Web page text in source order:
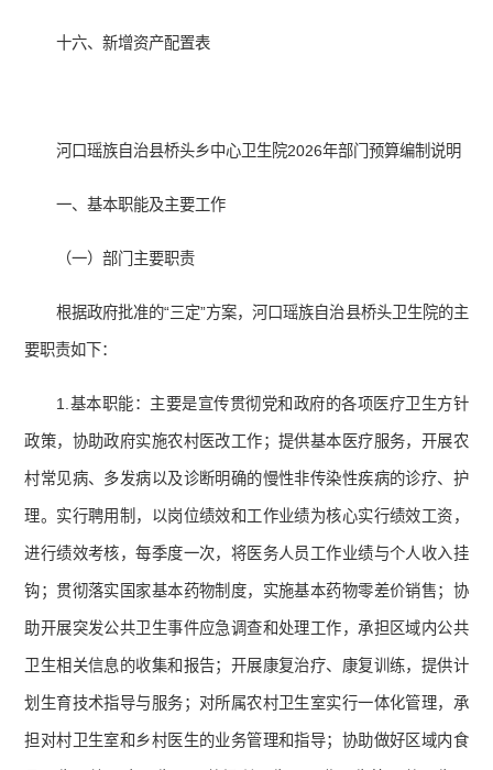
十六、新增资产配置表
河口瑶族自治县桥头乡中心卫生院2026年部门预算编制说明
一、基本职能及主要工作
（一）部门主要职责
根据政府批准的“三定”方案，河口瑶族自治县桥头卫生院的主
要职责如下：
1.基本职能：主要是宣传贯彻党和政府的各项医疗卫生方针
政策，协助政府实施农村医改工作；提供基本医疗服务，开展农
村常见病、多发病以及诊断明确的慢性非传染性疾病的诊疗、护
理。实行聘用制，以岗位绩效和工作业绩为核心实行绩效工资，
进行绩效考核，每季度一次，将医务人员工作业绩与个人收入挂
钩；贯彻落实国家基本药物制度，实施基本药物零差价销售；协
助开展突发公共卫生事件应急调查和处理工作，承担区域内公共
卫生相关信息的收集和报告；开展康复治疗、康复训练，提供计
划生育技术指导与服务；对所属农村卫生室实行一体化管理，承
担对村卫生室和乡村医生的业务管理和指导；协助做好区域内食